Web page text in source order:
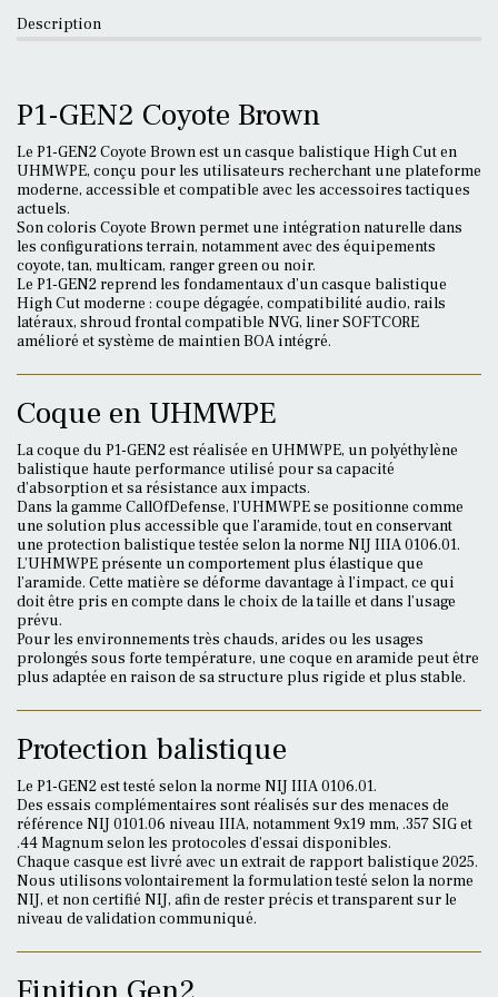
Description
P1-GEN2 Coyote Brown
Le P1-GEN2 Coyote Brown est un casque balistique High Cut en
UHMWPE, conçu pour les utilisateurs recherchant une plateforme
moderne, accessible et compatible avec les accessoires tactiques
actuels.
Son coloris Coyote Brown permet une intégration naturelle dans
les configurations terrain, notamment avec des équipements
coyote, tan, multicam, ranger green ou noir.
Le P1-GEN2 reprend les fondamentaux d’un casque balistique
High Cut moderne : coupe dégagée, compatibilité audio, rails
latéraux, shroud frontal compatible NVG, liner SOFTCORE
amélioré et système de maintien BOA intégré.
Coque en UHMWPE
La coque du P1-GEN2 est réalisée en UHMWPE, un polyéthylène
balistique haute performance utilisé pour sa capacité
d’absorption et sa résistance aux impacts.
Dans la gamme CallOfDefense, l’UHMWPE se positionne comme
une solution plus accessible que l’aramide, tout en conservant
une protection balistique testée selon la norme NIJ IIIA 0106.01.
L’UHMWPE présente un comportement plus élastique que
l’aramide. Cette matière se déforme davantage à l’impact, ce qui
doit être pris en compte dans le choix de la taille et dans l’usage
prévu.
Pour les environnements très chauds, arides ou les usages
prolongés sous forte température, une coque en aramide peut être
plus adaptée en raison de sa structure plus rigide et plus stable.
Protection balistique
Le P1-GEN2 est testé selon la norme NIJ IIIA 0106.01.
Des essais complémentaires sont réalisés sur des menaces de
référence NIJ 0101.06 niveau IIIA, notamment 9x19 mm, .357 SIG et
.44 Magnum selon les protocoles d’essai disponibles.
Chaque casque est livré avec un extrait de rapport balistique 2025.
Nous utilisons volontairement la formulation testé selon la norme
NIJ, et non certifié NIJ, afin de rester précis et transparent sur le
niveau de validation communiqué.